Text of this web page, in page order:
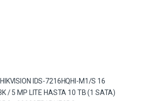
IDS-7216HQHI-M1/S 16
/ 5 MP LITE HASTA 10 TB (1 SATA)